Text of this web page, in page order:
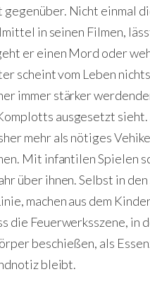
gegenüber. Nicht einmal
in seinen Filmen,
er einen Mord oder
scheint vom Leben
immer stärker
ausgesetzt sieht.
mehr als nötiges
Mit infantilen Spielen
über ihnen. Selbst in
machen aus dem
die Feuerwerksszene, in
beschießen, als
bleibt.